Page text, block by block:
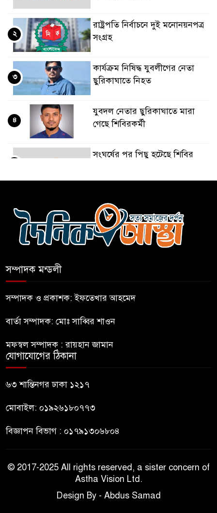
রাষ্ট্রপতি নির্বাচনে দুই মনোনয়নপত্র
সংগ্রহ
২
কার্যক্রম নিষিদ্ধ যুবলীগের নেতা
ছুরিকাঘাতে নিহত
৩
যুবদল নেতার ছুরিকাঘাতে মারা
গেছে শিবিরকর্মী
৪
সংঘর্ষের পর পিছু হটেছে শিবির
অবস্থানে আছে ছাত্রদল
৬
হযরত শাহজালাল বিমানবন্দরে
কিশোর
ভারত থেকে আসছে ২ দশমিক ৩
মেট্রিক টন টিয়ার শেল
সম্পাদক মন্ডলী
সম্পাদক ও প্রকাশক: ইফতেখার আহমেদ
বার্তা সম্পাদক: মোঃ সাব্বির শাওন
মফস্বল সম্পাদক : রায়হান জামান
যোগাযোগের ঠিকানা
৬৩ শান্তিনগর ঢাকা ১২১৭
মোবাইল: ০১৯২৬১৮০৭৭৩
বিজ্ঞাপন বিভাগ : ০১৭৯১৩০৬৮০৪
© 2017-2025 All rights reserved, a sister concern of
Astha Vision Ltd.
Design By - Abdus Samad